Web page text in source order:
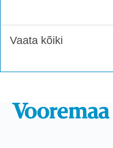
Vaata kõiki